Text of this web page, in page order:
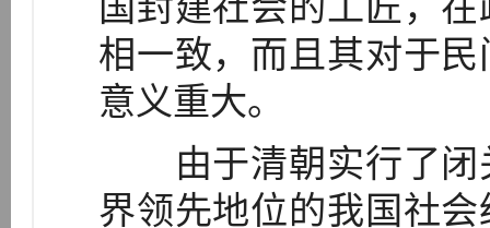
相一致，而且其对于
意义重大。
由于清朝实行了闭
界领先地位的我国社